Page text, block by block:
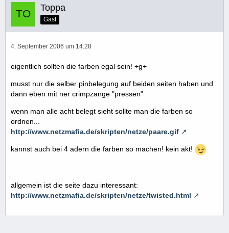
Toppa
Gast
4. September 2006 um 14:28
eigentlich sollten die farben egal sein! +g+
musst nur die selber pinbelegung auf beiden seiten haben und
dann eben mit ner crimpzange "pressen"
wenn man alle acht belegt sieht sollte man die farben so
ordnen...
http://www.netzmafia.de/skripten/netze/paare.gif
kannst auch bei 4 adern die farben so machen! kein akt!
allgemein ist die seite dazu interessant:
http://www.netzmafia.de/skripten/netze/twisted.html